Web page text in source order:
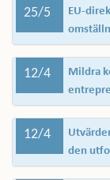
25/5
EU-
12/4
Mildra
12/4
den